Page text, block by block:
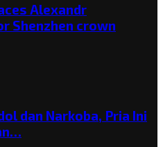
Alexandr
Shenzhen crown
dan Narkoba, Pria Ini